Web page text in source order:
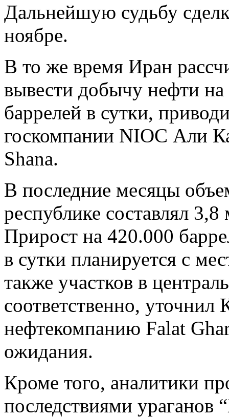
Дальнейшую судьбу
ноябре.
В то же время Иран
вывести добычу нефти
баррелей в сутки,
госкомпании NIOC Али
Shana.
В последние месяцы
республике составлял
Прирост на 420.000
в сутки планируется с
также участков в
соответственно, уточнил
нефтекомпанию Falat
ожидания.
Кроме того, аналитики
последствиями ураганов